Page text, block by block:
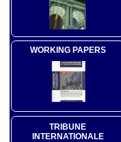
WORKING PAPERS
TRIBUNE
INTERNATIONALE